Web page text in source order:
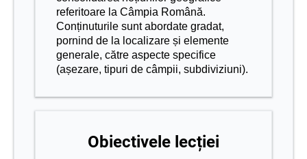
referitoare la Câmpia Română.
Conținuturile sunt abordate gradat,
pornind de la localizare și elemente
generale, către aspecte specifice
(așezare, tipuri de câmpii, subdiviziuni).
Obiectivele lecției